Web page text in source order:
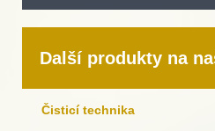
Další produkty na
Čisticí technika